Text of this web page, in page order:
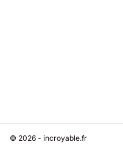
© 2026 - incroyable.fr